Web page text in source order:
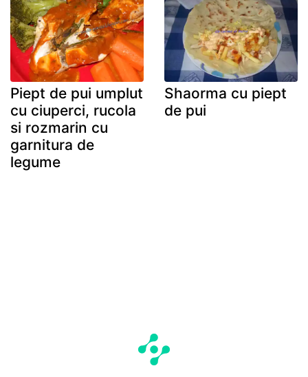
Piept de pui umplut
cu ciuperci, rucola
si rozmarin cu
garnitura de
legume
Shaorma cu piept
de pui